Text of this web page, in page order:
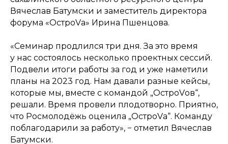
Вячеслав Батумски и заместитель директора
форума «ОстроVа» Ирина Пшенцова.
«Семинар продлился три дня. За это время
у нас состоялось несколько проектных сессий.
Подвели итоги работы за год и уже наметили
планы на 2023 год. Нам давали разные кейсы,
которые мы, вместе с командой „ОстроVов“,
решали. Время провели плодотворно. Приятно,
что Росмолодёжь оценила „ОстроVа“. Команду
поблагодарили за работу», − отметил Вячеслав
Батумски.